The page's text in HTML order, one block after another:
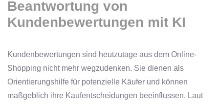
Beantwortung von
Kundenbewertungen mit KI
Kundenbewertungen sind heutzutage aus dem Online-
Shopping nicht mehr wegzudenken. Sie dienen als
Orientierungshilfe für potenzielle Käufer und können
maßgeblich ihre Kaufentscheidungen beeinflussen. Laut